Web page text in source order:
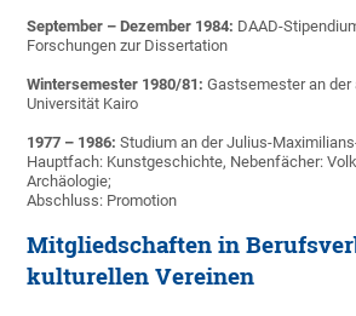
September – Dezember 1984: DAAD-
Forschungen zur Dissertation
Wintersemester 1980/81: Gastsemester an
Universität Kairo
1977 – 1986:Studium an der Julius-
Hauptfach: Kunstgeschichte, Nebenfächer:
Archäologie;
Abschluss: Promotion
Mitgliedschaften in
kulturellen Vereinen